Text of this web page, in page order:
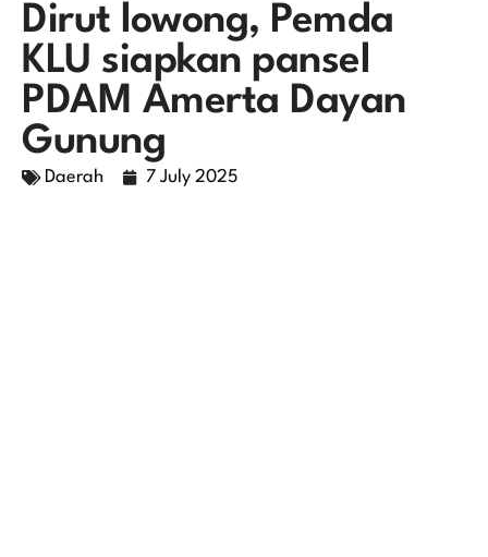
Dirut lowong, Pemda
KLU siapkan pansel
PDAM Amerta Dayan
Gunung
Daerah 7 July 2025